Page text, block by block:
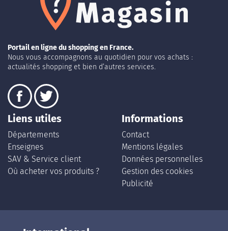
Portail en ligne du shopping en France.
Nous vous accompagnons au quotidien pour vos achats :
actualités shopping et bien d’autres services.
Liens utiles
Départements
Enseignes
SAV & Service client
Où acheter vos produits ?
Informations
Contact
Mentions légales
Données personnelles
Gestion des cookies
Publicité